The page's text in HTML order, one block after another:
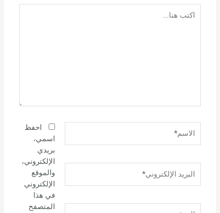
هنا...
الإلكتروني*
احفظ
اسمي،
بريدي
الإلكتروني،
والموقع
الإلكتروني
في هذا
المتصفح